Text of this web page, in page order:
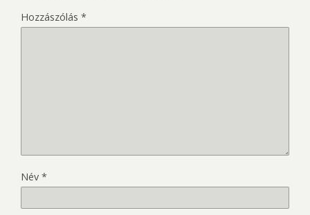
Hozzászólás *
Név *